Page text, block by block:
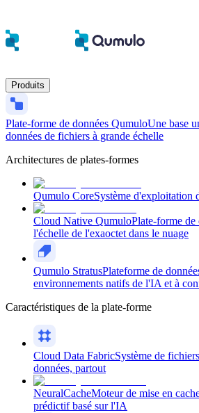
Produits
Plate-forme de données QumuloUne base
données de fichiers à grande échelle
Architectures de plates-formes
Qumulo CoreSystème d'exploitation
Cloud Native QumuloPlate-forme de
l'échelle de l'exaoctet dans le nuage
Qumulo StratusPlateforme de
environnements natifs de l'IA et à
Caractéristiques de la plate-forme
Cloud Data FabricSystème de
données, partout
NeuralCacheMoteur de mise en
prédictif basé sur l'IA